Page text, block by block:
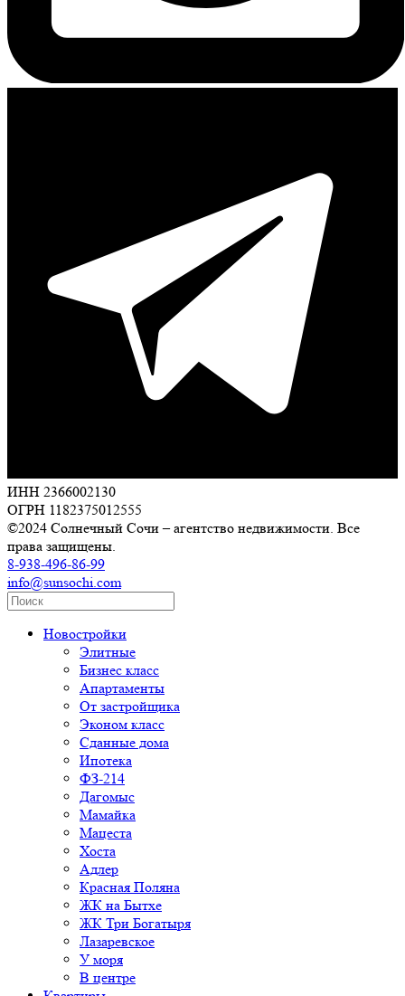
ИНН 2366002130
ОГРН 1182375012555
©2024 Солнечный Сочи – агентство недвижимости. Все
права защищены.
8-938-496-86-99
info@sunsochi.com
Новостройки
Элитные
Бизнес класс
Апартаменты
От застройщика
Эконом класс
Сданные дома
Ипотека
ФЗ-214
Дагомыс
Мамайка
Мацеста
Хоста
Адлер
Красная Поляна
ЖК на Бытхе
ЖК Три Богатыря
Лазаревское
У моря
В центре